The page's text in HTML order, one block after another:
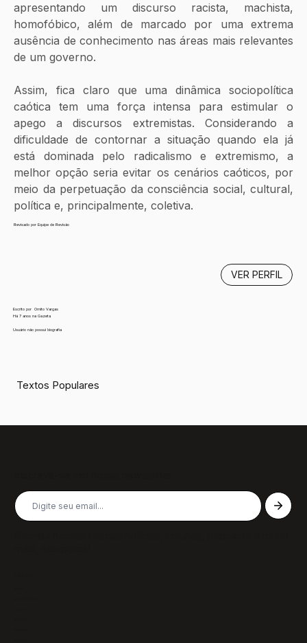
apresentando um discurso racista, machista,
homofóbico, além de marcado por uma extrema
ausência de conhecimento nas áreas mais relevantes
de um governo.
Assim, fica claro que uma dinâmica sociopolítica
caótica tem uma força intensa para estimular o
apego a discursos extremistas. Considerando a
dificuldade de contornar a situação quando ela já
está dominada pelo radicalismo e extremismo, a
melhor opção seria evitar os cenários caóticos, por
meio da perpetuação da consciência social, cultural,
política e, principalmente, coletiva.
Revisado por Equipe de Revisão
Escrito por
Ornito Vargas
Há 7 anos na Gazeta
Usuário não possui biografia
VER PERFIL
Textos Populares